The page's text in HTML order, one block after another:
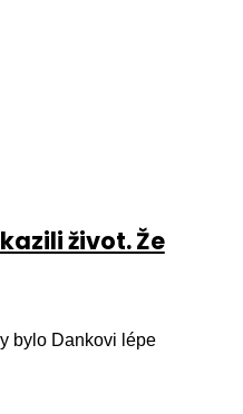
život. Že
bylo Dankovi lépe